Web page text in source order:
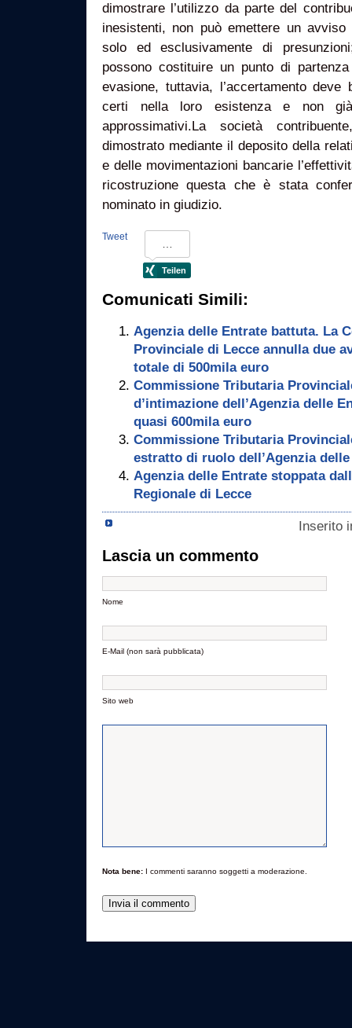
dimostrare l’utilizzo da parte del
inesistenti, non può emettere un avviso
solo ed esclusivamente di
possono costituire un punto di partenza
evasione, tuttavia, l’accertamento
certi nella loro esistenza e non
approssimativi.La società
dimostrato mediante il deposito della
e delle movimentazioni bancarie
ricostruzione questa che è stata
nominato in giudizio.
Tweet
Comunicati Simili:
Agenzia delle Entrate battuta. La
Provinciale di Lecce annulla due
totale di 500mila euro
Commissione Tributaria
d’intimazione dell’Agenzia delle
quasi 600mila euro
Commissione Tributaria
estratto di ruolo dell’Agenzia
Agenzia delle Entrate stoppata
Regionale di Lecce
Inserito
Lascia un commento
Nome
E-Mail (non sarà pubblicata)
Sito web
Nota bene: I commenti saranno soggetti a moderazione.